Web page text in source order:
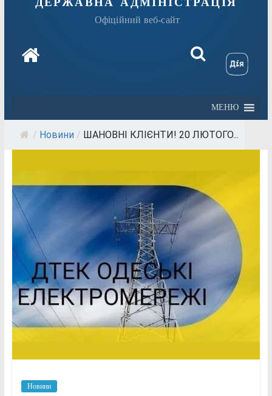
Офіційний веб-сайт
МЕНЮ
/ Новини / ШАНОВНІ КЛІЄНТИ! 20 ЛЮТОГО...
Новини